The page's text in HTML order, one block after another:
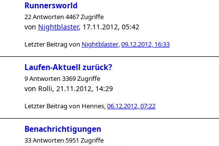
Runnersworld
22 Antworten 4467 Zugriffe
von Nightblaster, 17.11.2012, 05:42
Letzter Beitrag von Nightblaster,09.12.2012, 16:33
Laufen-Aktuell zurück?
9 Antworten 3369 Zugriffe
von Rolli, 21.11.2012, 14:29
Letzter Beitrag von Hennes,06.12.2012, 07:22
Benachrichtigungen
33 Antworten 5951 Zugriffe